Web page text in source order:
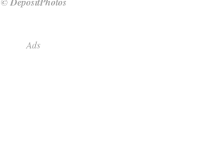
Ads